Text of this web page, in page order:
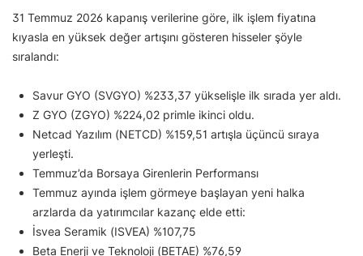
31 Temmuz 2026 kapanış verilerine göre, ilk işlem fiyatına
kıyasla en yüksek değer artışını gösteren hisseler şöyle
sıralandı:
Savur GYO (SVGYO) %233,37 yükselişle ilk sırada yer aldı.
Z GYO (ZGYO) %224,02 primle ikinci oldu.
Netcad Yazılım (NETCD) %159,51 artışla üçüncü sıraya
yerleşti.
Temmuz’da Borsaya Girenlerin Performansı
Temmuz ayında işlem görmeye başlayan yeni halka
arzlarda da yatırımcılar kazanç elde etti:
İsvea Seramik (ISVEA) %107,75
Beta Enerji ve Teknoloji (BETAE) %76,59